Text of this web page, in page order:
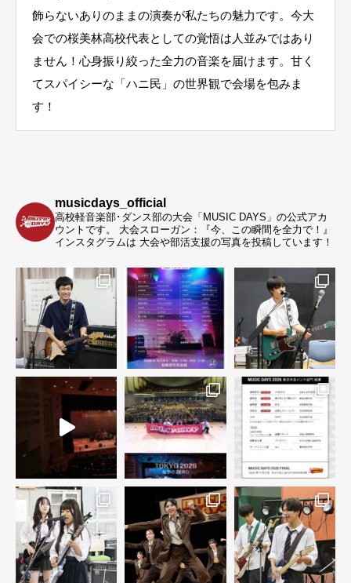
飾らないありのままの演奏が私たちの魅力です。今大
会での桜美林高校代表としての覚悟は人並みではあり
ません！心身振り絞った全力の音楽を届けます。甘く
てスパイシーな「ハニ民」の世界観で会場を包みま
す！
musicdays_official
高校軽音楽部･ダンス部の大会「MUSIC DAYS」の公式アカ
ウントです。
大会スローガン：『今、この瞬間を全力で！』
インスタグラムは 大会や部活支援の写真を投稿しています！